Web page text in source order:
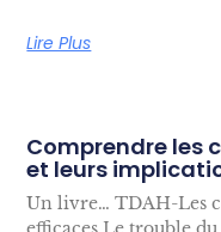
Lire Plus
Comprendre les
et leurs
Un livre… TDAH-Les